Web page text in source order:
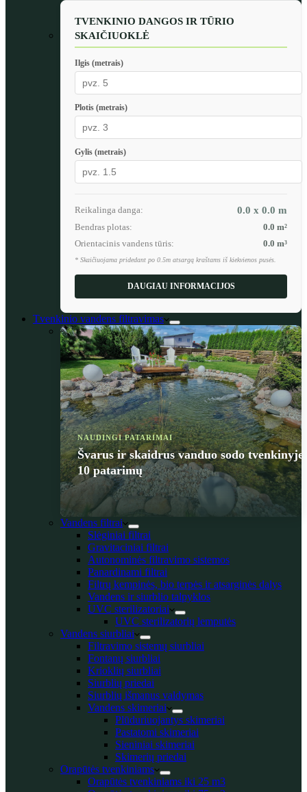
TVENKINIO DANGOS IR TŪRIO
SKAIČIUOKLĖ
Ilgis (metrais)
Plotis (metrais)
Gylis (metrais)
Reikalinga danga: 0.0 x 0.0 m
Bendras plotas: 0.0 m²
Orientacinis vandens tūris:
0.0 m³
* Skaičiuojama pridedant po 0.5m atsargą kraštams iš kiekvienos pusės.
DAUGIAU INFORMACIJOS
Tvenkinio vandens filtravimas
NAUDINGI PATARIMAI
Švarus ir skaidrus vanduo sodo tvenkinyje:
10 patarimų
Vandens filtrai
Slėginiai filtrai
Gravitaciniai filtrai
Autonominės filtravimo sistemos
Panardinami filtrai
Filtrų kempinės, bio terpės ir atsarginės dalys
Vandens ir siurblio talpyklos
UVC sterilizatoriai
UVC sterilizatorių lemputės
Vandens siurbliai
Filtravimo sistemų siurbliai
Fontanų siurbliai
Krioklių siurbliai
Siurblių priedai
Siurblių išmanus valdymas
Vandens skimeriai
Plūduriuojantys skimeriai
Pastatomi skimeriai
Sieniniai skimeriai
Skimerių priedai
Orapūtės tvenkiniams
Orapūtės tvenkiniams iki 25 m3